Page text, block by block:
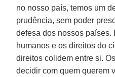
no nosso país, temos um
prudência, sem poder
defesa dos nossos países.
humanos e os direitos do
direitos colidem entre si.
decidir com quem querem